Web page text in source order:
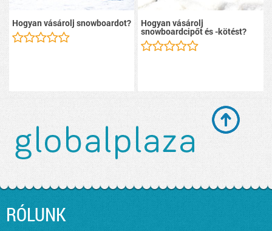
Hogyan vásárolj snowboardot? Hogyan vásárolj
snowboardcipőt és -kötést?
RÓLUNK